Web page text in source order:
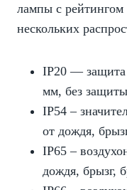
лампы с
нескольких
IP20 — защита
мм, без
IP54 –
от дождя,
IP65 –
дождя, брызг,